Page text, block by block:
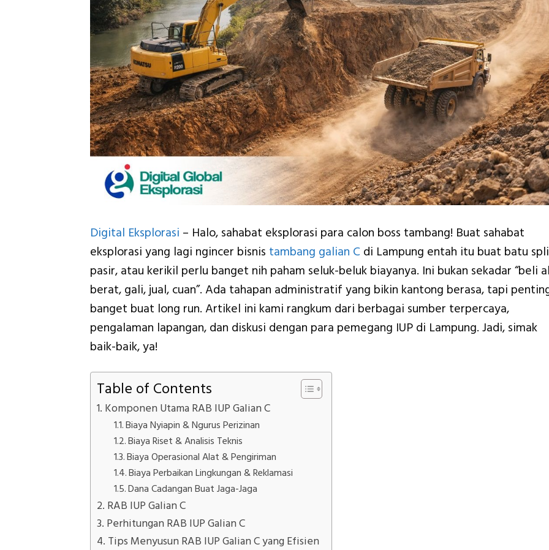
Digital Eksplorasi – Halo, sahabat eksplorasi para calon boss tambang! Buat sahabat
eksplorasi yang lagi ngincer bisnis tambang galian C di Lampung entah itu buat batu
pasir, atau kerikil perlu banget nih paham seluk-beluk biayanya. Ini bukan sekadar “beli
berat, gali, jual, cuan”. Ada tahapan administratif yang bikin kantong berasa, tapi
banget buat long run. Artikel ini kami rangkum dari berbagai sumber terpercaya,
pengalaman lapangan, dan diskusi dengan para pemegang IUP di Lampung. Jadi, simak
baik-baik, ya!
Table of Contents
Komponen Utama RAB IUP Galian C
Biaya Nyiapin & Ngurus Perizinan
Biaya Riset & Analisis Teknis
Biaya Operasional Alat & Pengiriman
Biaya Perbaikan Lingkungan & Reklamasi
Dana Cadangan Buat Jaga-Jaga
RAB IUP Galian C
Perhitungan RAB IUP Galian C
Tips Menyusun RAB IUP Galian C yang Efisien